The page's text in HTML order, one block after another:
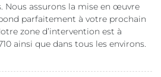
Nous assurons la mise en œuvre
parfaitement à votre prochain
zone d’intervention est à
ainsi que dans tous les environs.